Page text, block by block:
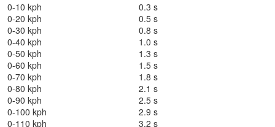
0-10 kph
0.3 s
0-20 kph
0.5 s
0-30 kph
0.8 s
0-40 kph
1.0 s
0-50 kph
1.3 s
0-60 kph
1.5 s
0-70 kph
1.8 s
0-80 kph
2.1 s
0-90 kph
2.5 s
0-100 kph
2.9 s
0-110 kph
3.2 s